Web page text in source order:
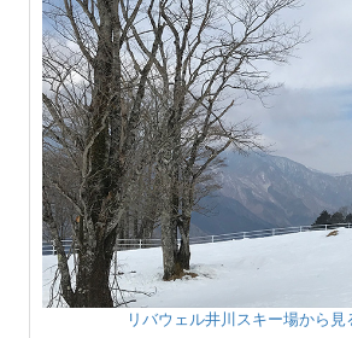
リバウェル井川スキー場から